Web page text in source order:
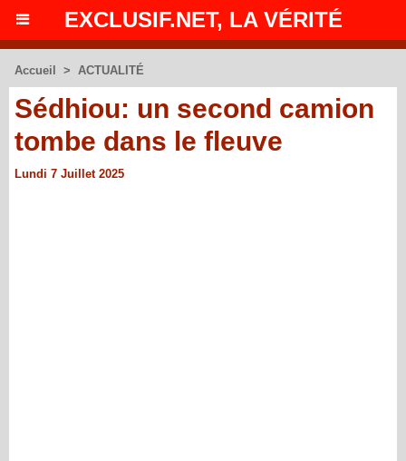
EXCLUSIF.NET, LA VÉRITÉ
Accueil > ACTUALITÉ
Sédhiou: un second camion
tombe dans le fleuve
Lundi 7 Juillet 2025